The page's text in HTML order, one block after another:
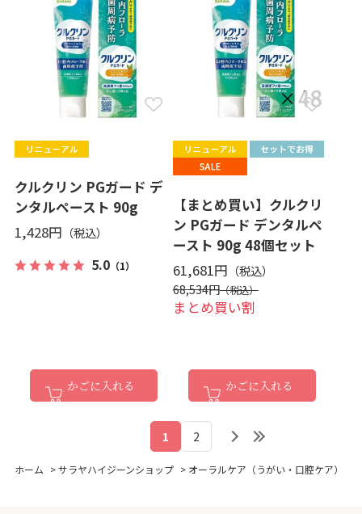
クルクリン PGガード デ
ンタルペースト 90g
1,428円
5.0（1）
かごに入れる
【まとめ買い】クルクリ
ン PGガード デンタルペ
ースト 90g 48個セット
61,681円
68,534円
まとめ買い割
かごに入れる
1 2
ホーム >サラヤハイジーンショップ > オーラルケア（うがい・口腔ケア）